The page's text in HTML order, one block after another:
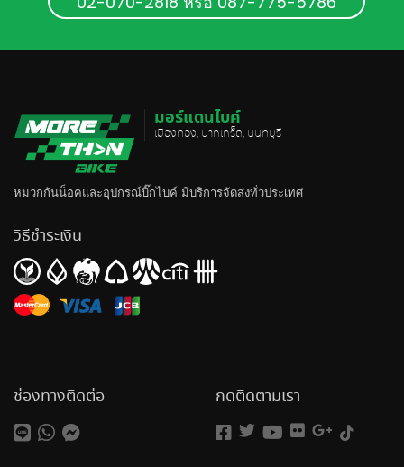
มอร์แดนไบค์
เมืองทอง, ปากเกร็ด, นนทบุรี
หมวกกันน็อคและอุปกรณ์บิ๊กไบค์ มีบริการจัดส่งทั่วประเทศ
วิธีชำระเงิน
ช่องทางติดต่อ กดติดตามเรา